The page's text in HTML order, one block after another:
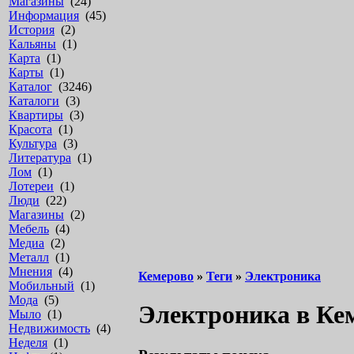
Информация (45)
История (2)
Кальяны (1)
Карта (1)
Карты (1)
Каталог (3246)
Каталоги (3)
Квартиры (3)
Красота (1)
Культура (3)
Литература (1)
Лом (1)
Лотереи (1)
Люди (22)
Магазины (2)
Мебель (4)
Медиа (2)
Металл (1)
Мнения (4)
Мобильный (1)
Мода (5)
Мыло (1)
Недвижимость (4)
Неделя (1)
Кемерово » Теги » Электроника
Электроника в